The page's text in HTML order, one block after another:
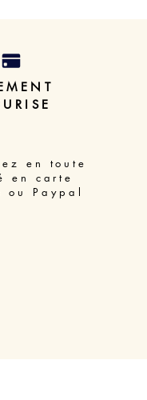
en toute
en carte
ou Paypal